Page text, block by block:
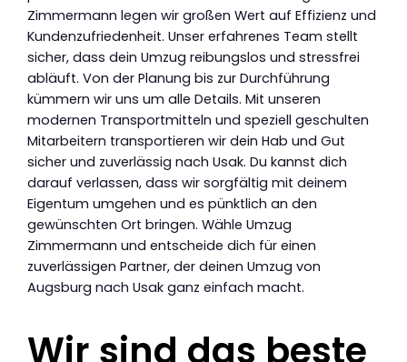
Zimmermann legen wir großen Wert auf Effizienz und
Kundenzufriedenheit. Unser erfahrenes Team stellt
sicher, dass dein Umzug reibungslos und stressfrei
abläuft. Von der Planung bis zur Durchführung
kümmern wir uns um alle Details. Mit unseren
modernen Transportmitteln und speziell geschulten
Mitarbeitern transportieren wir dein Hab und Gut
sicher und zuverlässig nach Usak. Du kannst dich
darauf verlassen, dass wir sorgfältig mit deinem
Eigentum umgehen und es pünktlich an den
gewünschten Ort bringen. Wähle Umzug
Zimmermann und entscheide dich für einen
zuverlässigen Partner, der deinen Umzug von
Augsburg nach Usak ganz einfach macht.
Wir sind das beste